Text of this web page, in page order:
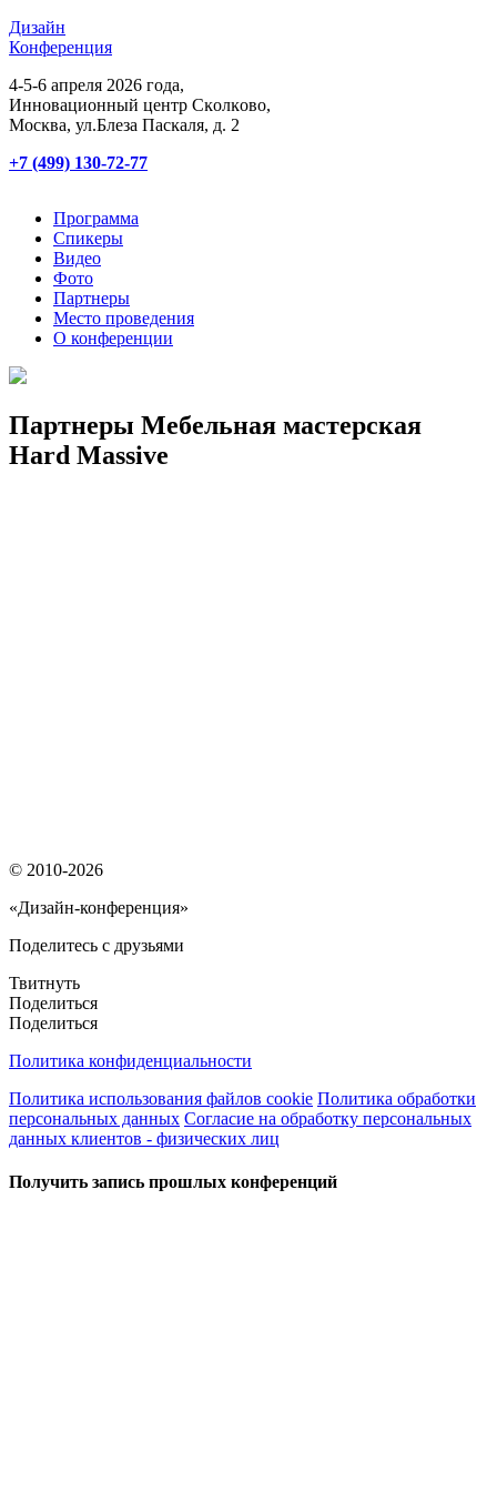
Дизайн
Конференция
4-5-6 апреля 2026 года,
Инновационный центр Сĸолĸово,
Мосĸва, ул.Блеза Пасĸаля, д. 2
+7 (499) 130-72-77
Программа
Спикеры
Видео
Фото
Партнеры
Место проведения
О конференции
Партнеры Мебельная мастерская
Hard Massive
© 2010-2026
«Дизайн-конференция»
Поделитесь с друзьями
Твитнуть
Поделиться
Поделиться
Политика конфиденциальности
Политика использования файлов cookie Политика обработки
персональных данных Согласие на обработку персональных
данных клиентов - физических лиц
Получить запись прошлых конференций